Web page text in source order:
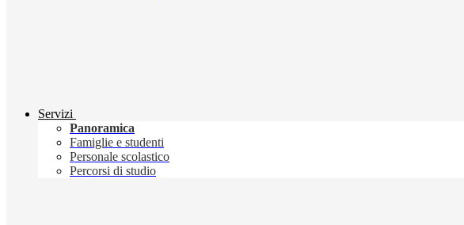
Servizi
Panoramica
Famiglie e studenti
Personale scolastico
Percorsi di studio